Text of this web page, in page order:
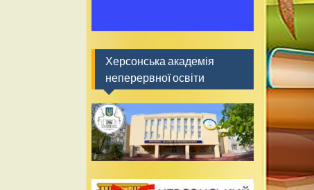
Херсонська академія
неперервної освіти